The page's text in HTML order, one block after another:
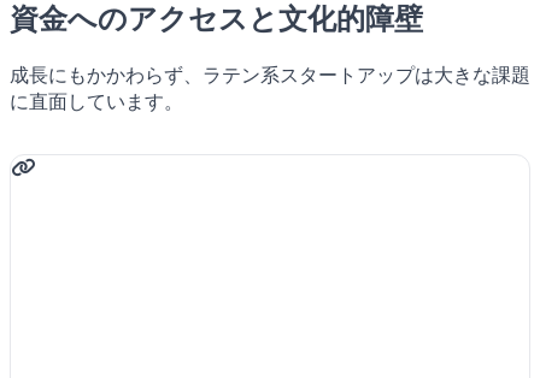
資金へのアクセスと文化的障壁
成長にもかかわらず、ラテン系スタートアップは大きな課題
に直面しています。